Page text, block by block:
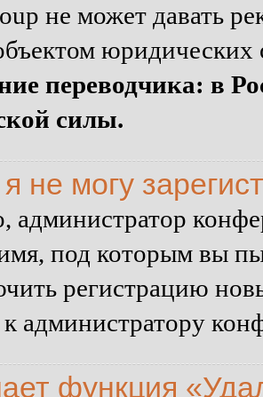
не может давать
переводчика: в
силы.
не могу
администратор
под которым вы
регистрацию
администратору
функция